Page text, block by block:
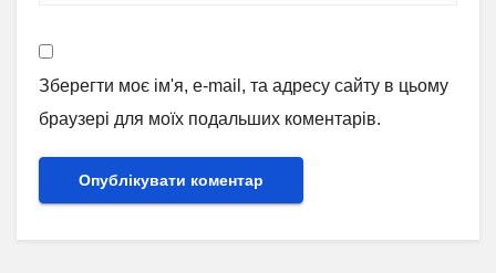
Зберегти моє ім'я, e-mail, та адресу сайту в цьому
браузері для моїх подальших коментарів.